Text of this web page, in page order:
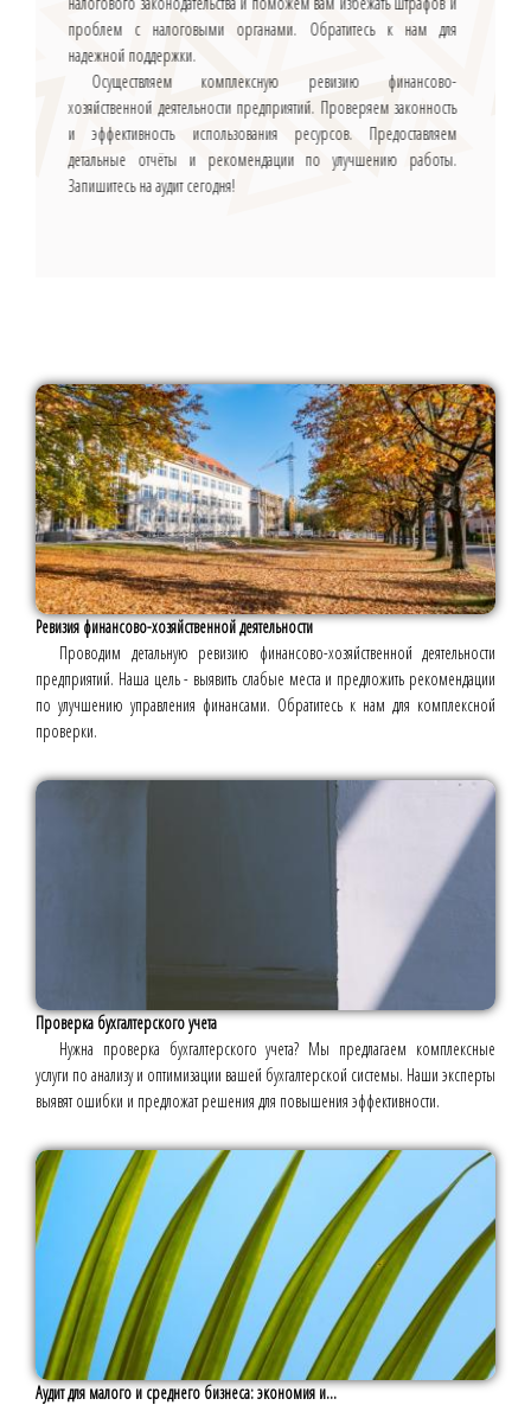
проблем с налоговыми органами. Обратитесь к нам для
надежной поддержки.
Осуществляем комплексную ревизию финансово-
хозяйственной деятельности предприятий. Проверяем законность
и эффективность использования ресурсов. Предоставляем
детальные отчёты и рекомендации по улучшению работы.
Запишитесь на аудит сегодня!
Ревизия финансово-хозяйственной деятельности
Проводим детальную ревизию финансово-хозяйственной деятельности
предприятий. Наша цель - выявить слабые места и предложить рекомендации
по улучшению управления финансами. Обратитесь к нам для комплексной
проверки.
Проверка бухгалтерского учета
Нужна проверка бухгалтерского учета? Мы предлагаем комплексные
услуги по анализу и оптимизации вашей бухгалтерской системы. Наши эксперты
выявят ошибки и предложат решения для повышения эффективности.
Аудит для малого и среднего бизнеса: экономия и...